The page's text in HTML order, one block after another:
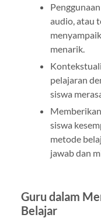
audio, atau
menarik.
pelajaran
siswa
siswa
metode
jawab dan
Guru dalam
Belajar